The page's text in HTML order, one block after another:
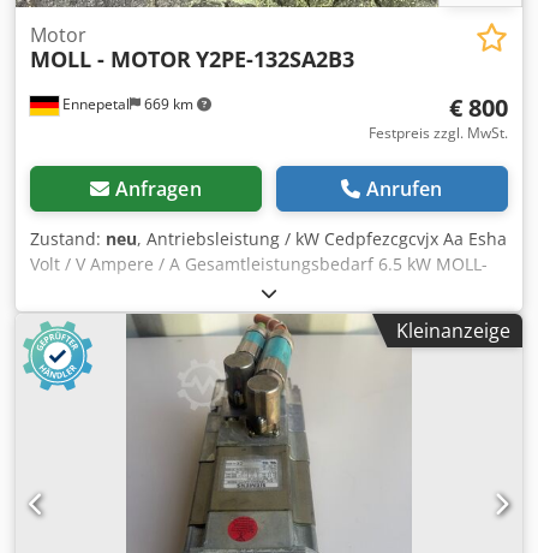
Ennepetal 669 km
Motor
MOLL - MOTORY2PE-132SA2B3
€ 800
Festpreis zzgl. MwSt.
Anfragen Anrufen
Zustand: neu, Antriebsleistung / kW Cedpfezcgcvjx Aa Esha
Volt / V Ampere / A Gesamtleistungsbedarf 6.5 kW MOLL-
Motor Typ: Y2PE-132SA2B3 / ML2003021688 V: 400/690
Rpm: 2910 / 3492 Gesamtleistung: 6.3kW Gewicht: 45kg
Zustand: NEU
Kleinanzeige